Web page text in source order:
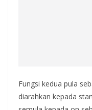
Fungsi kedua pula
diarahkan kepada